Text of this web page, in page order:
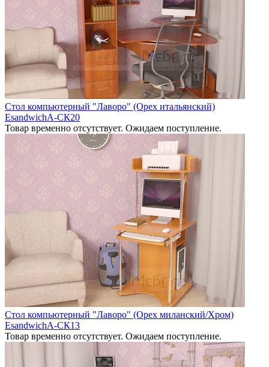
Стол компьютерный "Лаворо" (Орех итальянский)
EsandwichA-СК20
Товар временно отсутствует. Ожидаем поступление.
Стол компьютерный "Лаворо" (Орех миланский/Хром)
EsandwichA-СК13
Товар временно отсутствует. Ожидаем поступление.